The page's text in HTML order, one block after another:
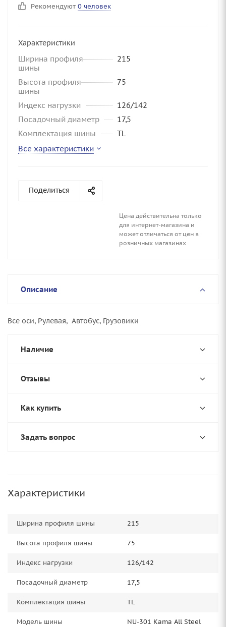
Рекомендуют 0 человек
Характеристики
Ширина профиля
шины
215
Высота профиля
шины
75
Индекс нагрузки
126/142
Посадочный диаметр
17,5
Комплектация шины
TL
Все характеристики
Поделиться
Цена действительна только
для интернет-магазина и
может отличаться от цен в
розничных магазинах
Описание
Все оси, Рулевая, Автобус, Грузовики
Наличие
Отзывы
Как купить
Задать вопрос
Характеристики
Ширина профиля шины 215
Высота профиля шины 75
Индекс нагрузки 126/142
Посадочный диаметр 17,5
Комплектация шины TL
Модель шины NU-301 Kama All Steel